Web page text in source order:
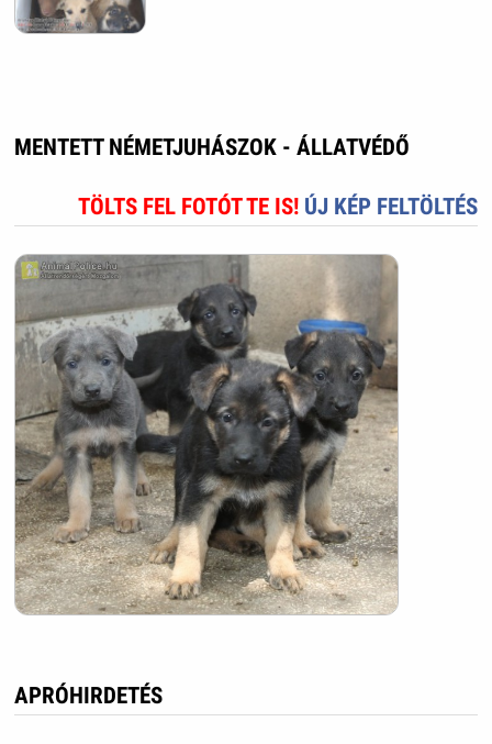
MENTETT NÉMETJUHÁSZOK - ÁLLATVÉDŐ
TÖLTS FEL FOTÓT TE IS! ÚJ KÉP FELTÖLTÉS
APRÓHIRDETÉS